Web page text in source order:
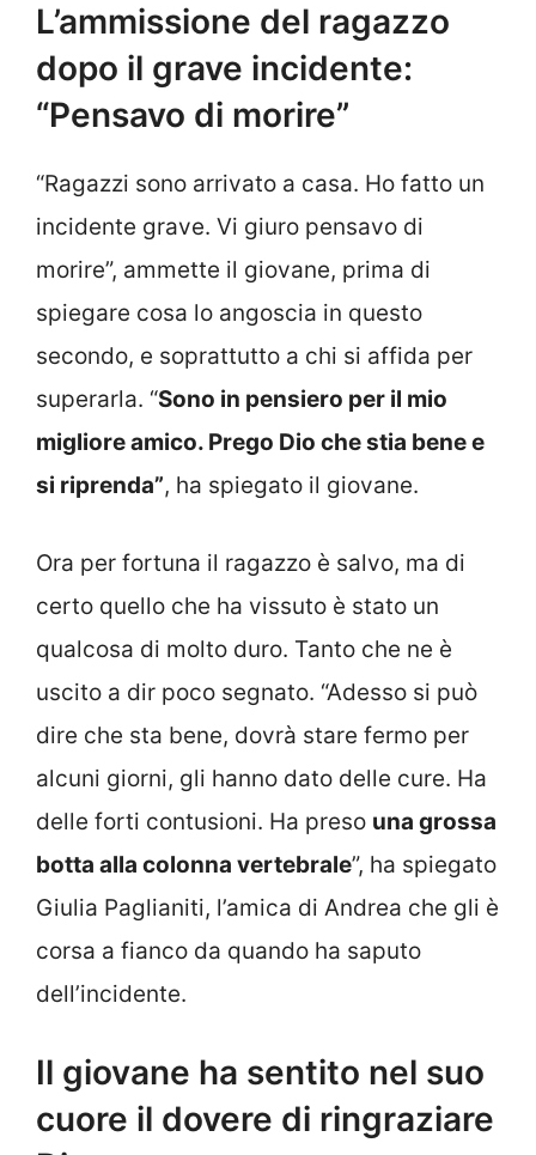
L’ammissione del ragazzo
dopo il grave incidente:
“Pensavo di morire”
“Ragazzi sono arrivato a casa. Ho fatto un
incidente grave. Vi giuro pensavo di
morire”, ammette il giovane, prima di
spiegare cosa lo angoscia in questo
secondo, e soprattutto a chi si affida per
superarla. “Sono in pensiero per il mio
migliore amico. Prego Dio che stia bene e
si riprenda”, ha spiegato il giovane.
Ora per fortuna il ragazzo è salvo, ma di
certo quello che ha vissuto è stato un
qualcosa di molto duro. Tanto che ne è
uscito a dir poco segnato. “Adesso si può
dire che sta bene, dovrà stare fermo per
alcuni giorni, gli hanno dato delle cure. Ha
delle forti contusioni. Ha preso una grossa
botta alla colonna vertebrale”, ha spiegato
Giulia Paglianiti, l’amica di Andrea che gli è
corsa a fianco da quando ha saputo
dell’incidente.
Il giovane ha sentito nel suo
cuore il dovere di ringraziare